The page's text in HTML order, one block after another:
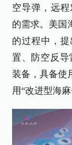
空导弹，远
的需求。美国
的过程中，
置、防空反导
装备，具备使
用“改进型海